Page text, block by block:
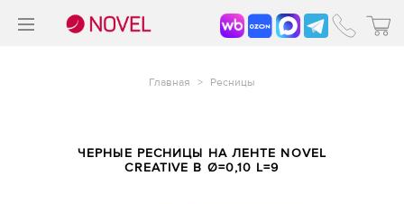
Главная > Ресницы
ЧЕРНЫЕ РЕСНИЦЫ НА ЛЕНТЕ NOVEL
CREATIVE B Ø=0,10 L=9